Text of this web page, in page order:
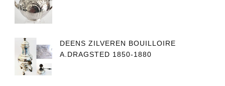
DEENS ZILVEREN BOUILLOIRE
A.DRAGSTED 1850-1880